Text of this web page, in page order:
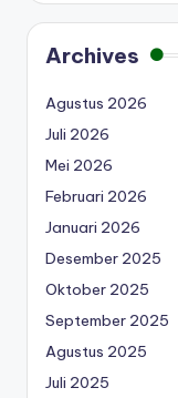
Archives
Agustus 2026
Juli 2026
Mei 2026
Februari 2026
Januari 2026
Desember 2025
Oktober 2025
September 2025
Agustus 2025
Juli 2025